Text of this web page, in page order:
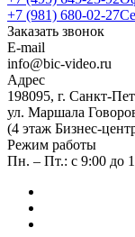
+7 (981) 680-02-27
Заказать звонок
E-mail
info@bic-video.ru
Адрес
198095, г. Санкт-
ул. Маршала
(4 этаж Бизнес-
Режим работы
Пн. – Пт.: с 9:00 до